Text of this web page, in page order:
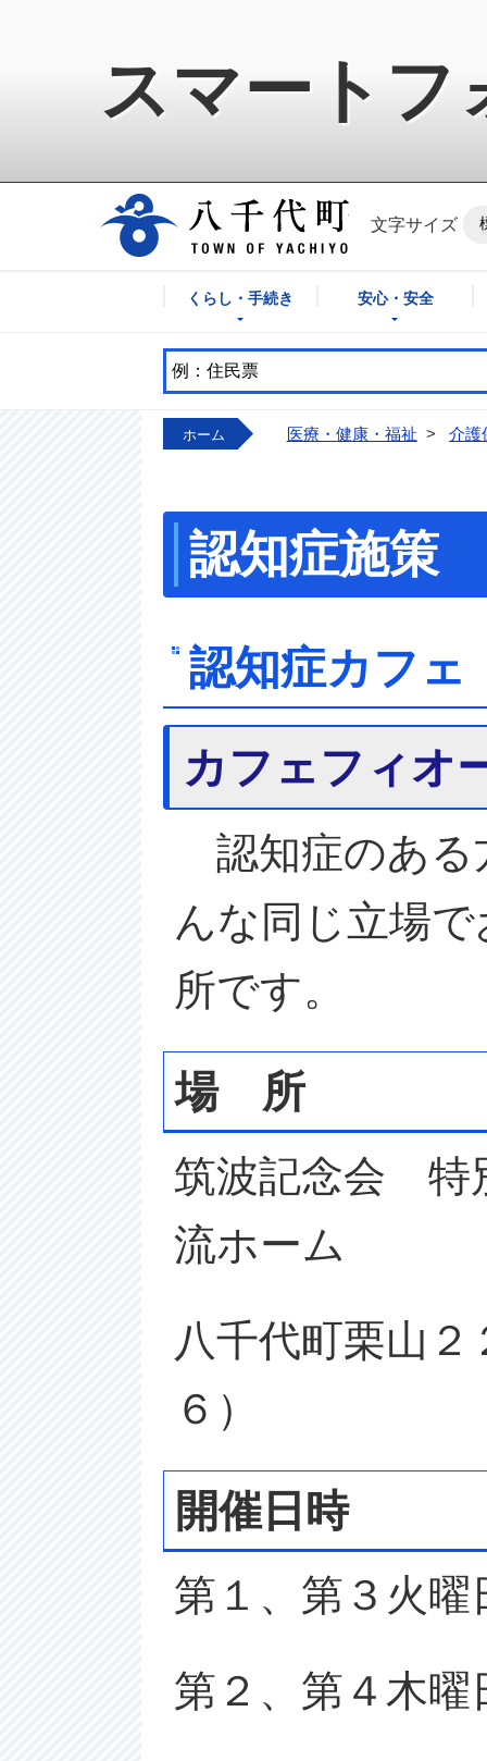
スマートフ
八千代町公式ホ
文字サイズ
くらし・手続き 安心・安全
ホーム 医療・健康・福祉 > 介護
認知症施策
認知症カフェ
カフェフィオ
認知症のある
んな同じ立場
所です。
場 所
筑波記念会 特
流ホーム
八千代町栗山
６）
開催日時
第１、第３火
第２、第４木